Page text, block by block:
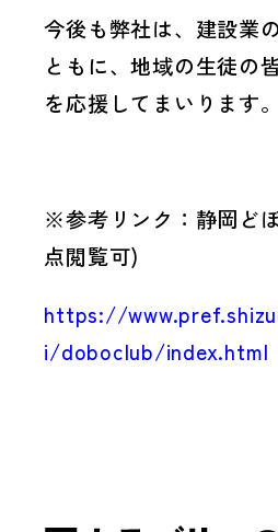
今後も弊社は、建設業
ともに、地域の生徒の
を応援してまいります。
※参考リンク：静岡ど
点閲覧可)
https://
i/doboclub/index.html